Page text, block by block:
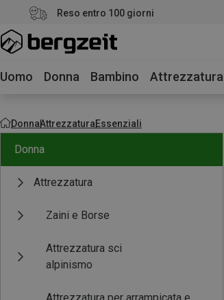
Reso entro 100 giorni
Uomo Donna Bambino Attrezzatura
DonnaAttrezzaturaEssenziali
Donna
Attrezzatura
Zaini e Borse
Attrezzatura sci
alpinismo